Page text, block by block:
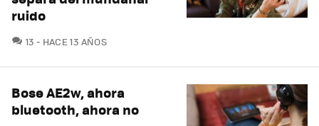
ruido
13 COMENTARIOS
HACE 13 AÑOS
Bose AE2w, ahora
bluetooth, ahora no